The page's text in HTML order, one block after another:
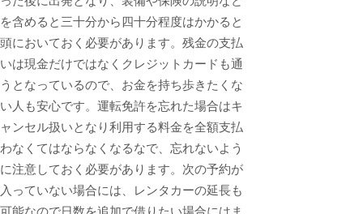
を含めると三十分から四十分程度はかかると
頭においておく必要があります。残金の支払
いは現金だけではなくクレジットカードも通
うとなっているので、お金を持ち歩きたくな
い人も安心です。運転免許を忘れた場合はキ
ャンセル扱いとなり利用する料金を全額支払
わなくてはならなくなるなで、忘れないよう
に注意しておく必要があります。次の予約が
入っていない場合には、レンタカーの延長も